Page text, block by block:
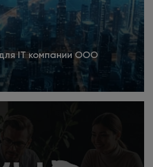
IT компании ООО